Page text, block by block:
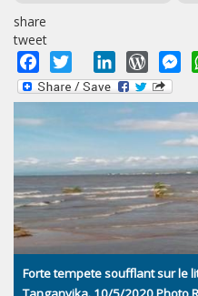
share
tweet
Facebook
Twitter LinkedIn
Forte tempete soufflant sur le